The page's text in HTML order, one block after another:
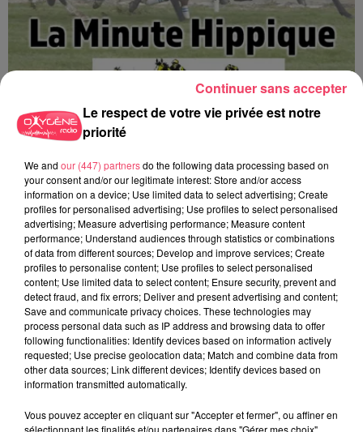
La minute Hippique - 08 08 2026
Le respect de votre vie privée est notre
priorité
We and our (447) partnersdo the following data processing based on
your consent and/or our legitimate interest: Store and/or access
information on a device; Use limited data to select advertising; Create
profiles for personalised advertising; Use profiles to select personalised
advertising; Measure advertising performance; Measure content
performance; Understand audiences through statistics or combinations
of data from different sources; Develop and improve services; Create
profiles to personalise content; Use profiles to select personalised
content; Use limited data to select content; Ensure security, prevent and
detect fraud, and fix errors; Deliver and present advertising and content;
Save and communicate privacy choices. These technologies may
process personal data such as IP address and browsing data to offer
following functionalities: Identify devices based on information actively
requested; Use precise geolocation data; Match and combine data from
other data sources; Link different devices; Identify devices based on
information transmitted automatically.
Vous pouvez accepter en cliquant sur "Accepter et fermer", ou affiner en
sélectionnant les finalités et/ou partenaires dans "Gérer mes choix".
Continuer sans accepter